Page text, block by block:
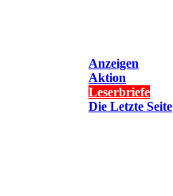
Anzeigen
Aktion
Leserbriefe
Die Letzte Seite